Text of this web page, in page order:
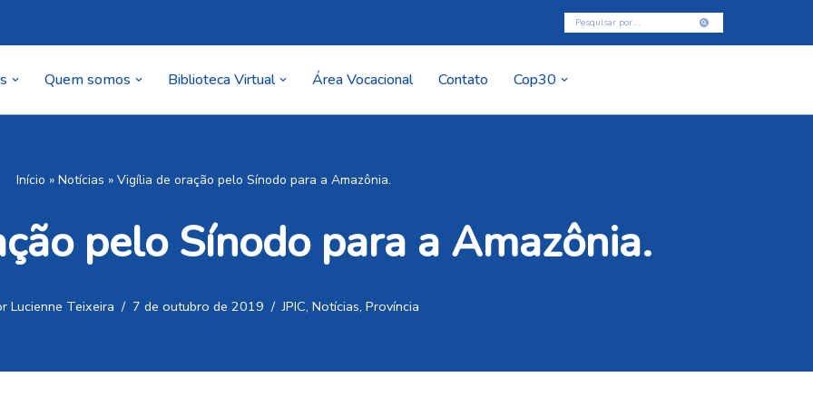
Quem somos Biblioteca Virtual Área Vocacional Contato Cop30
Início » Notícias » Vigília de oração pelo Sínodo para a Amazônia.
pelo Sínodo para a Amazônia.
Lucienne Teixeira 7 de outubro de 2019 JPIC, Notícias, Província